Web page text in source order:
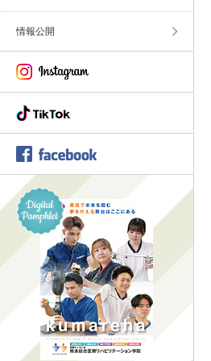
情報公開